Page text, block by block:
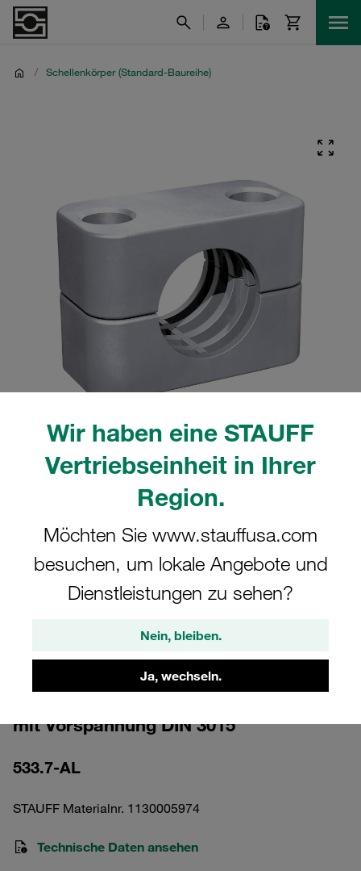
Wir haben eine STAUFF
Vertriebseinheit in Ihrer
Region.
Möchten Sie www.stauffusa.com
besuchen, um lokale Angebote und
Dienstleistungen zu sehen?
Nein, bleiben.
Ja, wechseln.
/ Schellenkörper (Standard-Baureihe)
Bitte beachten Sie: Das Bild dient nur zur Veranschaulichung und kann vom
tatsächlichen Produkt abweichen.
Mehr anzeigen
Schellenkörper Gr. 5 Ø33,7mm
mit Vorspannung DIN 3015
533.7-AL
STAUFF Materialnr. 1130005974
Technische Daten ansehen